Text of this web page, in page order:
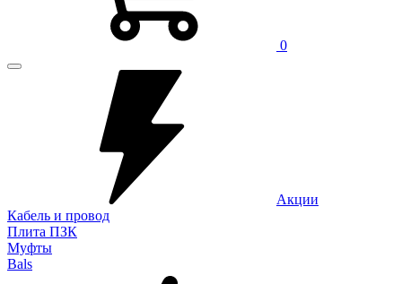
0
Акции
Кабель и провод
Плита ПЗК
Муфты
Bals